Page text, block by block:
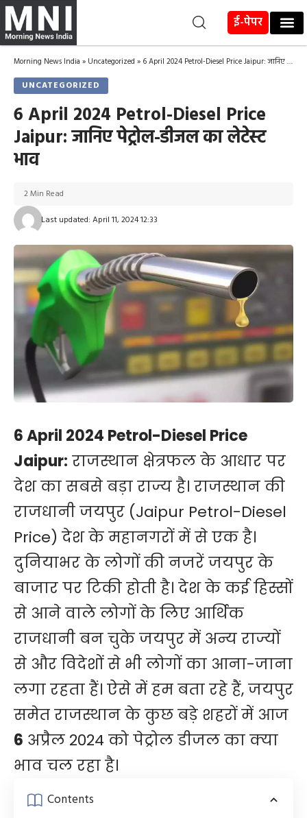
ई-पेपर
Morning News India » Uncategorized » 6 April 2024 Petrol-Diesel Price Jaipur: जानिए पेट्रोल-डीजल का लेटेस्ट भाव
UNCATEGORIZED
6 April 2024 Petrol-Diesel Price
Jaipur: जानिए पेट्रोल-डीजल का लेटेस्ट
भाव
Last updated: April 11, 2024 12:33
2 Min Read
6 April 2024 Petrol-Diesel Price
Jaipur: राजस्थान क्षेत्रफल के आधार पर
देश का सबसे बड़ा राज्य है। राजस्थान की
राजधानी जयपुर (Jaipur Petrol-Diesel
Price) देश के महानगरों में से एक है।
दुनियाभर के लोगों की नजरें जयपुर के
बाजार पर टिकी होती है। देश के कई हिस्सों
से आने वाले लोगों के लिए आर्थिक
राजधानी बन चुके जयपुर में अन्य राज्यों
से और विदेशों से भी लोगों का आना-जाना
लगा रहता हैं। ऐसे में हम बता रहे हैं, जयपुर
समेत राजस्थान के कुछ बड़े शहरों में आज
6 अप्रैल 2024 को पेट्रोल डीजल का क्या
भाव चल रहा है।
Contents